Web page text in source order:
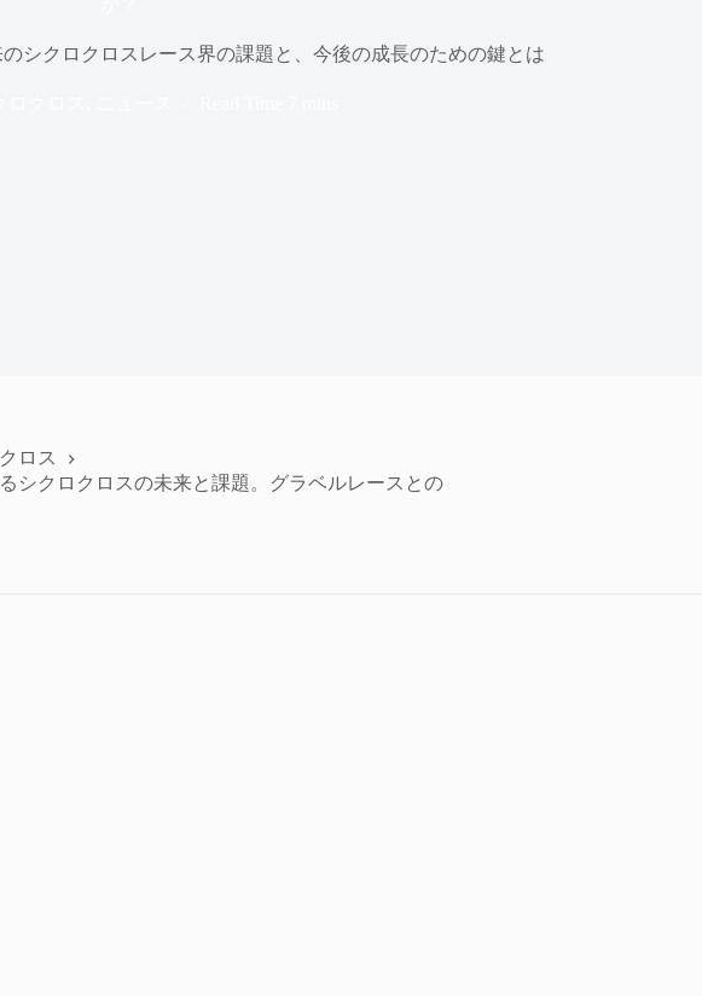
シクロクロスレース界の課題と、今後の成長のための鍵とは
ロス
シクロクロスの未来と課題。グラベルレースとの